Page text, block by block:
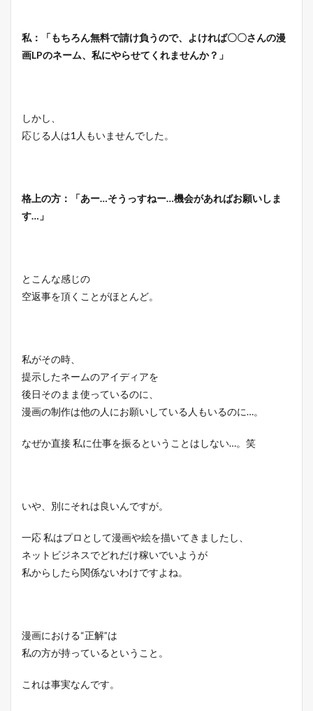
私：「もちろん無料で請け負うので、よければ〇〇さんの漫
画LPのネーム、私にやらせてくれませんか？」
しかし、
応じる人は1人もいませんでした。
格上の方：「あー…そうっすねー…機会があればお願いしま
す…」
とこんな感じの
空返事を頂くことがほとんど。
私がその時、
提示したネームのアイディアを
後日そのまま使っているのに、
漫画の制作は他の人にお願いしている人もいるのに…。
なぜか直接 私に仕事を振るということはしない…。笑
いや、別にそれは良いんですが。
一応 私はプロとして漫画や絵を描いてきましたし、
ネットビジネスでどれだけ稼いでいようが
私からしたら関係ないわけですよね。
漫画における“正解”は
私の方が持っているということ。
これは事実なんです。